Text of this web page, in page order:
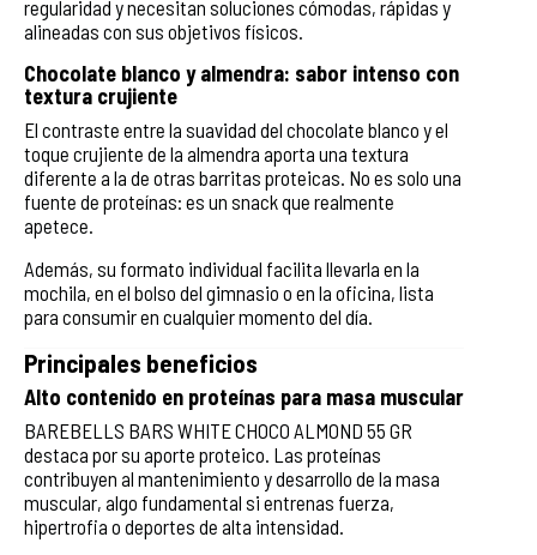
regularidad y necesitan soluciones cómodas, rápidas y
alineadas con sus objetivos físicos.
Chocolate blanco y almendra: sabor intenso con
textura crujiente
El contraste entre la suavidad del chocolate blanco y el
toque crujiente de la almendra aporta una textura
diferente a la de otras barritas proteicas. No es solo una
fuente de proteínas: es un snack que realmente
apetece.
Además, su formato individual facilita llevarla en la
mochila, en el bolso del gimnasio o en la oficina, lista
para consumir en cualquier momento del día.
Principales beneficios
Alto contenido en proteínas para masa muscular
BAREBELLS BARS WHITE CHOCO ALMOND 55 GR
destaca por su aporte proteico. Las proteínas
contribuyen al mantenimiento y desarrollo de la masa
muscular, algo fundamental si entrenas fuerza,
hipertrofia o deportes de alta intensidad.